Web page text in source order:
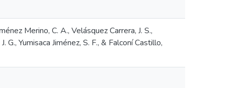
Merino, C. A., Velásquez Carrera, J. S.,
Yumisaca Jiménez, S. F., & Falconí Castillo,